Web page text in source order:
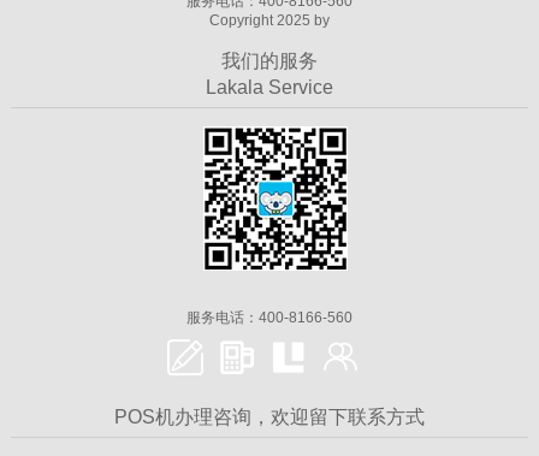
Copyright 2025 by
我们的服务
Lakala Service
服务电话：400-8166-560
POS机办理咨询，欢迎留下联系方式